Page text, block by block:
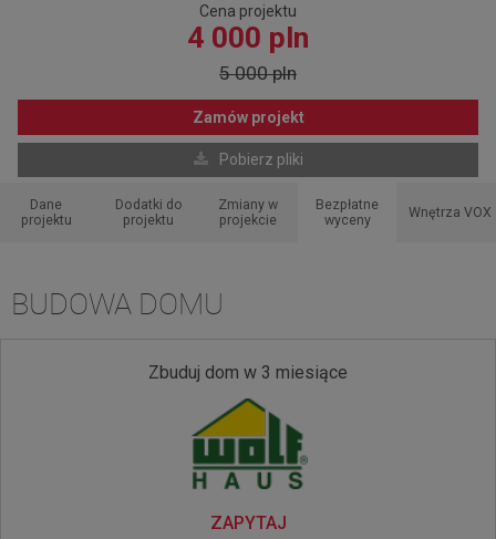
Cena projektu
4 000 pln
5 000 pln
Zamów projekt
Pobierz pliki
Dane
projektu
Dodatki do
projektu
Zmiany w
projekcie
Bezpłatne
wyceny
Wnętrza VOX
BUDOWA DOMU
Zbuduj dom w 3 miesiące
ZAPYTAJ